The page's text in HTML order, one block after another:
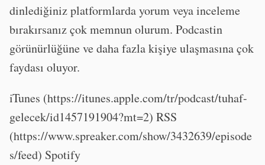
dinlediğiniz platformlarda yorum veya inceleme
bırakırsanız çok memnun olurum. Podcastin
görünürlüğüne ve daha fazla kişiye ulaşmasına çok
faydası oluyor.
iTunes (https://itunes.apple.com/tr/podcast/tuhaf-
gelecek/id1457191904?mt=2) RSS
(https://www.spreaker.com/show/3432639/episode
s/feed) Spotify